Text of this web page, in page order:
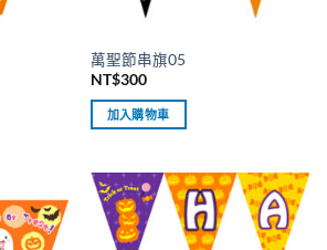
萬聖節串旗05
NT$300
加入購物車